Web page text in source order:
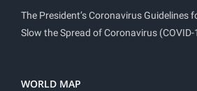
The President’s Coronavirus Guidelines
Slow the Spread of Coronavirus (COVID-
WORLD MAP